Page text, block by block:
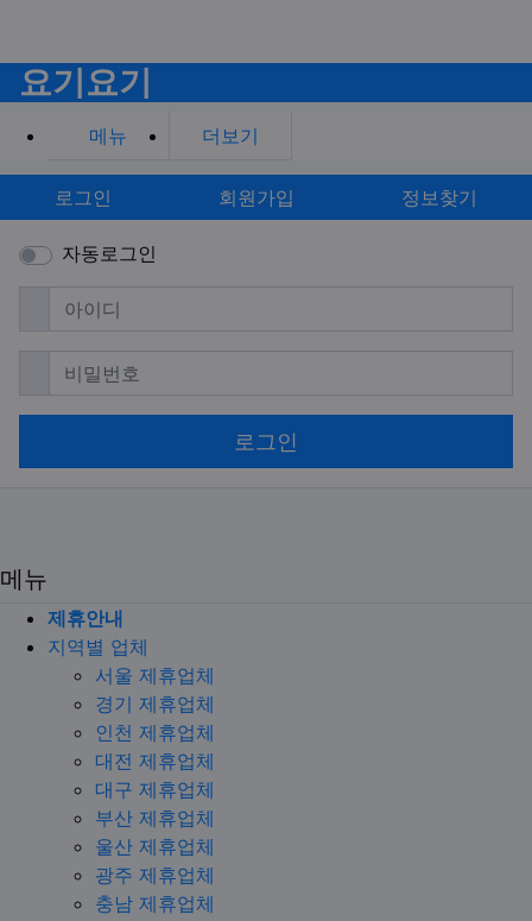
요기요기
메뉴 더보기
로그인 회원가입 정보찾기
자동로그인
아이디 필수
비밀번호필수
로그인
메뉴
제휴안내
지역별 업체
서울 제휴업체
경기 제휴업체
인천 제휴업체
대전 제휴업체
대구 제휴업체
부산 제휴업체
울산 제휴업체
광주 제휴업체
충남 제휴업체